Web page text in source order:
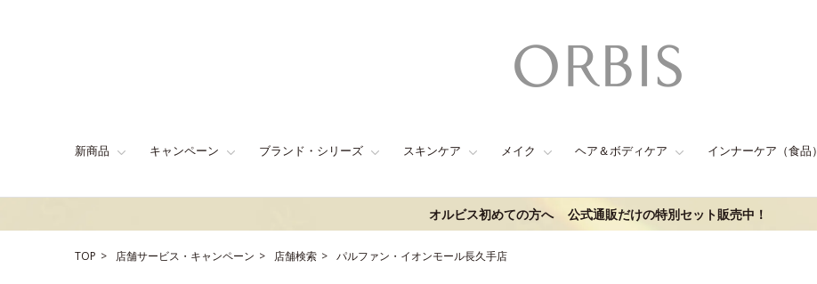
新商品 キャンペーン ブランド・シリーズ スキンケア メイク ヘア＆ボディケア インナーケア（食品）
オルビス初めての方へ 公式通販だけの特別セット販売中！
TOP 店舗サービス・キャンペーン 店舗検索 パルファン・イオンモール長久手店